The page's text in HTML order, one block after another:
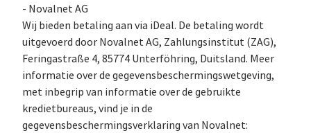
- Novalnet AG
Wij bieden betaling aan via iDeal. De betaling wordt
uitgevoerd door Novalnet AG, Zahlungsinstitut (ZAG),
Feringastraße 4, 85774 Unterföhring, Duitsland. Meer
informatie over de gegevensbeschermingswetgeving,
met inbegrip van informatie over de gebruikte
kredietbureaus, vind je in de
gegevensbeschermingsverklaring van Novalnet: